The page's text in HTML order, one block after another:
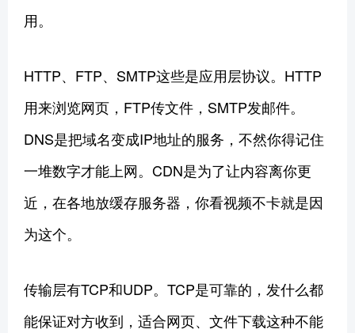
用。
HTTP、FTP、SMTP这些是应用层协议。HTTP
用来浏览网页，FTP传文件，SMTP发邮件。
DNS是把域名变成IP地址的服务，不然你得记住
一堆数字才能上网。CDN是为了让内容离你更
近，在各地放缓存服务器，你看视频不卡就是因
为这个。
传输层有TCP和UDP。TCP是可靠的，发什么都
能保证对方收到，适合网页、文件下载这种不能